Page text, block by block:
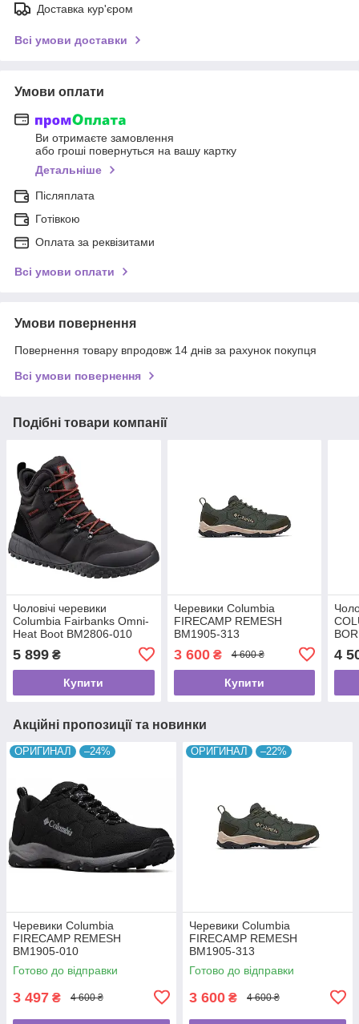
Доставка кур'єром
Всі умови доставки
Умови оплати
Ви отримаєте замовлення
або гроші повернуться на вашу картку
Детальніше
Післяплата
Готівкою
Оплата за реквізитами
Всі умови оплати
Умови повернення
Повернення товару впродовж 14 днів за рахунок покупця
Всі умови повернення
Подібні товари компанії
Чоловічі черевики
Columbia Fairbanks Omni-
Heat Boot BM2806-010
5 899 ₴
Купити
Черевики Columbia
FIRECAMP REMESH
BM1905-313
3 600₴ 4 600 ₴
Купити
4
Акційні пропозиції та новинки
ОРИГИНАЛ –24%
Черевики Columbia
FIRECAMP REMESH
BM1905-010
Готово до відправки
3 497 ₴ 4 600 ₴
ОРИГИНАЛ –22%
Черевики Columbia
FIRECAMP REMESH
BM1905-313
Готово до відправки
3 600 ₴ 4 600 ₴